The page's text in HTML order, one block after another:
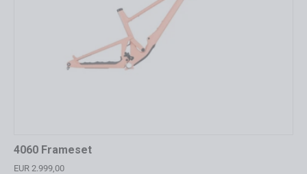
4060 Frameset
EUR 2.999,00